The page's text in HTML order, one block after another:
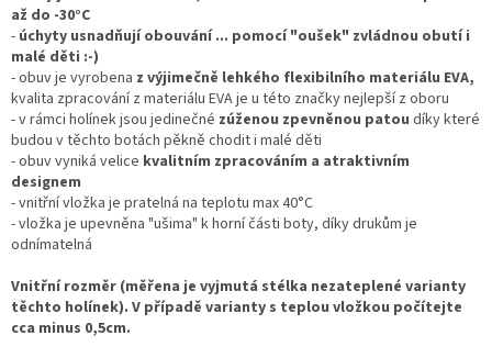
až do -30°C
- úchyty usnadňují obouvání ... pomocí "oušek" zvládnou obutí i
malé děti :-)
- obuv je vyrobena z výjimečně lehkého flexibilního materiálu EVA,
kvalita zpracování z materiálu EVA je u této značky nejlepší z oboru
- v rámci holínek jsou jedinečné zúženou zpevněnou patou díky které
budou v těchto botách pěkně chodit i malé děti
- obuv vyniká velice kvalitním zpracováním a atraktivním
designem
- vnitřní vložka je pratelná na teplotu max 40°C
- vložka je upevněna "ušima" k horní části boty, díky drukům je
odnímatelná
Vnitřní rozměr (měřena je vyjmutá stélka nezateplené varianty
těchto holínek). V případě varianty s teplou vložkou počítejte
cca minus 0,5cm.